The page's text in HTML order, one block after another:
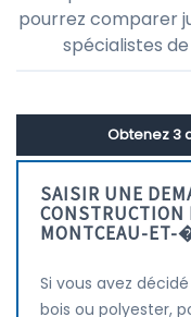
pourrez comparer
spécialistes
Obtenez 3
SAISIR UNE
MONTCEAU-ET-
Si vous avez
bois ou polyester,